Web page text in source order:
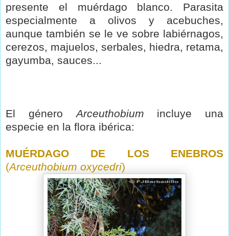
presente el muérdago blanco. Parasita
especialmente a olivos y acebuches,
aunque también se le ve sobre labiérnagos,
cerezos, majuelos, serbales, hiedra, retama,
gayumba, sauces...
El géneroArceuthobium incluye una
especie en la flora ibérica:
MUÉRDAGO DE LOS ENEBROS
(Arceuthobium oxycedri)